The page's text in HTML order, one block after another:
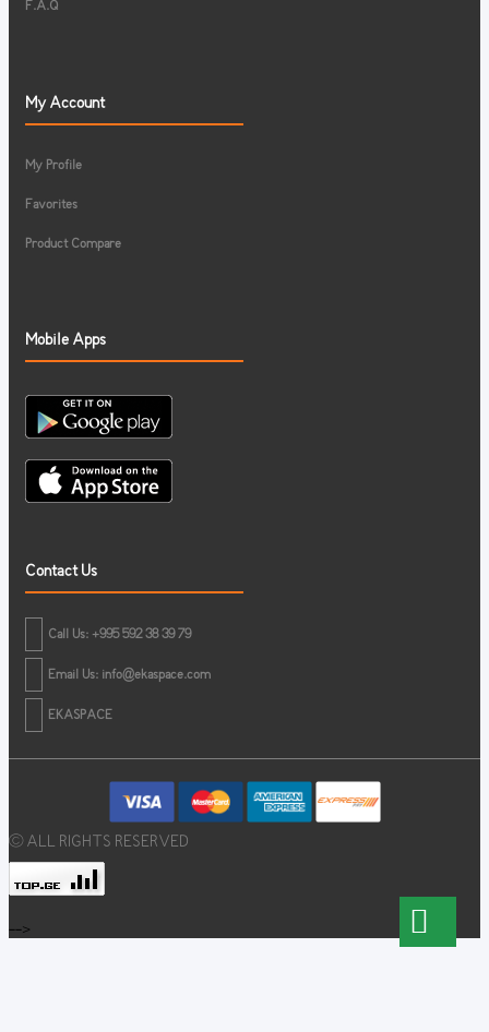
F.A.Q
My Account
My Profile
Favorites
Product Compare
Mobile Apps
Contact Us
Call Us: +995 592 38 39 79
Email Us: info@ekaspace.com
EKASPACE
© ALL RIGHTS RESERVED
-->